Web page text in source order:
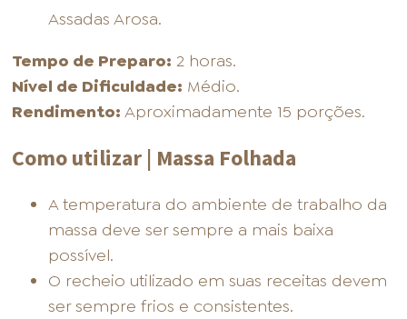
Assadas Arosa.
Tempo de Preparo: 2 horas.
Nível de Dificuldade: Médio.
Rendimento: Aproximadamente 15 porções.
Como utilizar | Massa Folhada
A temperatura do ambiente de trabalho da
massa deve ser sempre a mais baixa
possível.
O recheio utilizado em suas receitas devem
ser sempre frios e consistentes.